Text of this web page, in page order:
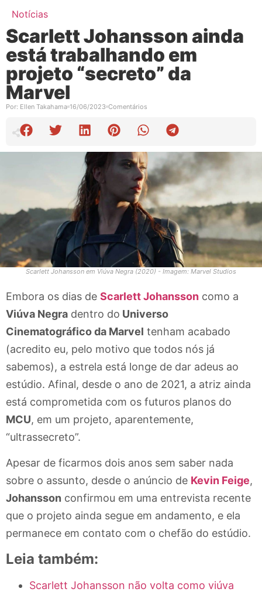
Notícias
Scarlett Johansson ainda
está trabalhando em
projeto “secreto” da
Marvel
Por: Ellen Takahama 16/06/2023 Comentários
Scarlett Johansson em Viúva Negra (2020) - Imagem: Marvel Studios
Embora os dias de Scarlett Johansson como a
Viúva Negra dentro do Universo
Cinematográfico da Marvel tenham acabado
(acredito eu, pelo motivo que todos nós já
sabemos), a estrela está longe de dar adeus ao
estúdio. Afinal, desde o ano de 2021, a atriz ainda
está comprometida com os futuros planos do
MCU, em um projeto, aparentemente,
“ultrassecreto”.
Apesar de ficarmos dois anos sem saber nada
sobre o assunto, desde o anúncio de Kevin Feige,
Johansson confirmou em uma entrevista recente
que o projeto ainda segue em andamento, e ela
permanece em contato com o chefão do estúdio.
Leia também:
Scarlett Johansson não volta como viúva